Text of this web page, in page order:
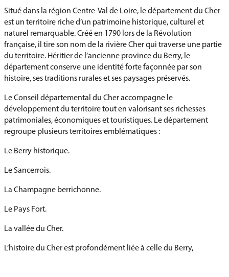
Situé dans la région Centre-Val de Loire, le département du Cher
est un territoire riche d’un patrimoine historique, culturel et
naturel remarquable. Créé en 1790 lors de la Révolution
française, il tire son nom de la rivière Cher qui traverse une partie
du territoire. Héritier de l’ancienne province du Berry, le
département conserve une identité forte façonnée par son
histoire, ses traditions rurales et ses paysages préservés.
Le Conseil départemental du Cher accompagne le
développement du territoire tout en valorisant ses richesses
patrimoniales, économiques et touristiques. Le département
regroupe plusieurs territoires emblématiques :
Le Berry historique.
Le Sancerrois.
La Champagne berrichonne.
Le Pays Fort.
La vallée du Cher.
L’histoire du Cher est profondément liée à celle du Berry,